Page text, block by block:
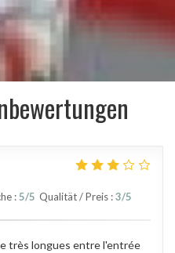
:5/5 Qualität / Preis :3/5
très longues entre l'entrée